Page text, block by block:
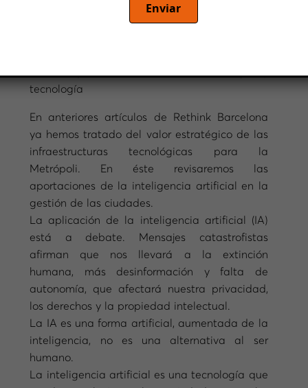
tecnología
En anteriores artículos de Rethink Barcelona
ya hemos tratado del valor estratégico de las
infraestructuras tecnológicas para la
Metrópoli. En éste revisaremos las
aportaciones de la inteligencia artificial en la
gestión de las ciudades.
La aplicación de la inteligencia artificial (IA)
está a debate. Mensajes catastrofistas
afirman que nos llevará a la extinción
humana, más desinformación y falta de
autonomía, que afectará nuestra privacidad,
los derechos y la propiedad intelectual.
La IA es una forma artificial, aumentada de la
inteligencia, no es una alternativa al ser
humano.
La inteligencia artificial es una tecnología que
Enviar